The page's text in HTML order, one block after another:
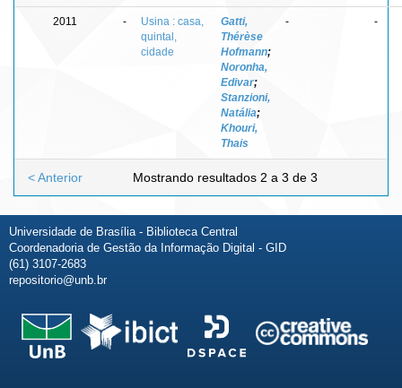
2011 -
Usina : casa,
quintal,
cidade
Gatti,
Thérèse
Hofmann;
Noronha,
Edivar;
Stanzioni,
Natália;
Khouri,
Thais
- -
Mostrando resultados 2 a 3 de 3
< Anterior
Universidade de Brasília - Biblioteca Central
Coordenadoria de Gestão da Informação Digital - GID
(61) 3107-2683
repositorio@unb.br